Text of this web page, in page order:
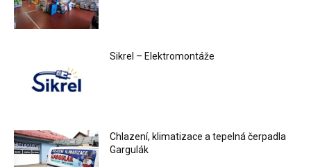
Sikrel – Elektromontáže
Chlazení, klimatizace a tepelná čerpadla
Gargulák